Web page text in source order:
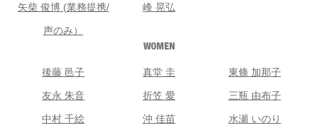
矢柴 俊博 (業務提携/
声のみ）
峰 晃弘
後藤 邑子 真堂 圭 東條 加那子
友永 朱音 折笠 愛 三瓶 由布子
中村 千絵 沖 佳苗 水瀬 いのり